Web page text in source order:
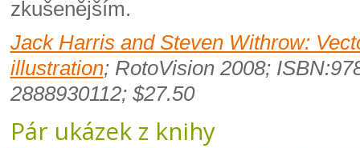
zkušenějším.
Jack Harris and Steven Withrow:
illustration; RotoVision 2008;
2888930112; $27.50
Pár ukázek z knihy